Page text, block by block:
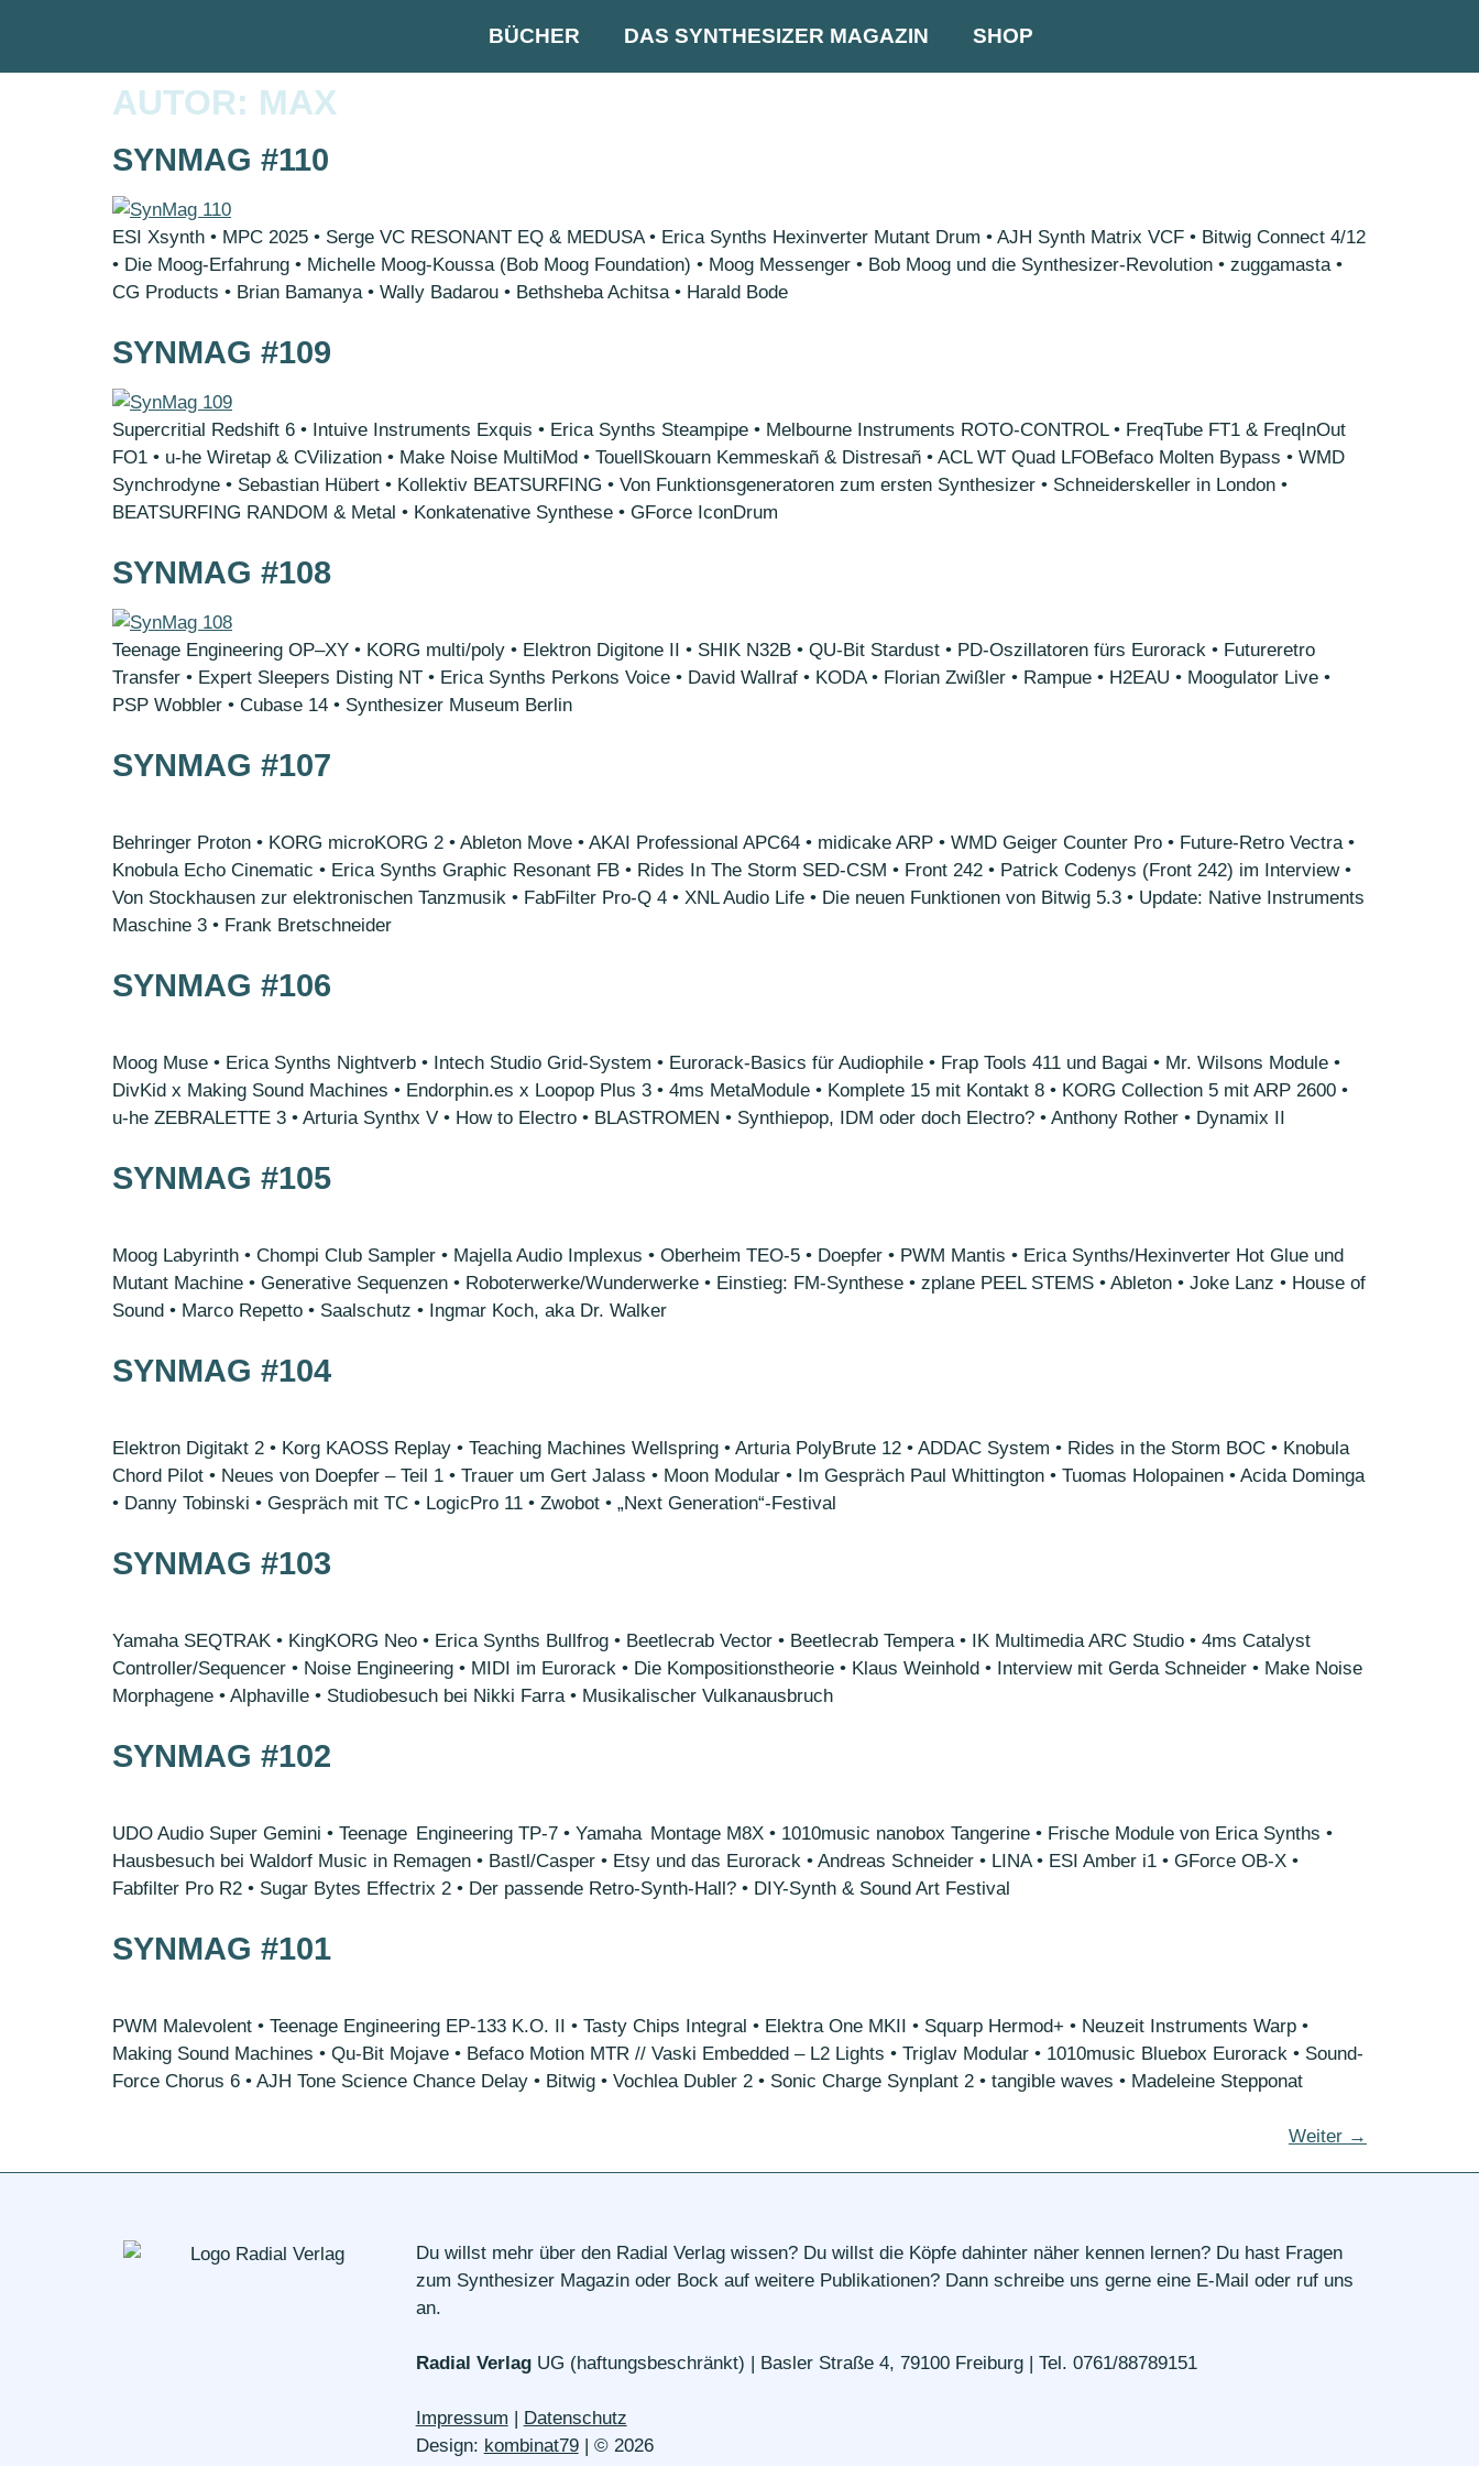
BÜCHER DAS SYNTHESIZER MAGAZIN SHOP
AUTOR: MAX
SYNMAG #110
ESI Xsynth • MPC 2025 • Serge VC RESONANT EQ & MEDUSA • Erica Synths Hexinverter Mutant Drum • AJH Synth Matrix VCF • Bitwig Connect 4/12
• Die Moog-Erfahrung • Michelle Moog-­Koussa (Bob Moog Foundation) • Moog Messenger • Bob Moog und die Synthesizer-Revolution • zuggamasta •
CG Products • Brian Bamanya • Wally Badarou • Bethsheba Achitsa • Harald Bode
SYNMAG #109
Supercritial Redshift 6 • Intuive Instruments Exquis • Erica Synths Steampipe • Melbourne Instruments ROTO-CONTROL • FreqTube FT1 & FreqInOut
FO1 • u-he Wiretap & CVilization • Make Noise MultiMod • TouellSkouarn Kemmeskañ & Distresañ • ACL WT Quad LFOBefaco Molten Bypass • WMD
Synchrodyne • Sebastian Hübert • Kollektiv BEATSURFING • Von Funktionsgeneratoren zum ersten Synthesizer • Schneiderskeller in London •
BEATSURFING RANDOM & Metal • Konkatenative Synthese • GForce IconDrum
SYNMAG #108
Teenage Engineering OP–XY • KORG multi/poly • Elektron Digitone II • SHIK N32B • QU-Bit Stardust • PD-Oszillatoren fürs Eurorack • Futureretro
Transfer • Expert Sleepers Disting NT • Erica Synths Perkons Voice • David Wallraf • KODA • Florian Zwißler • Rampue • H2EAU • Moogulator Live •
PSP Wobbler • Cubase 14 • Synthesizer Museum Berlin
SYNMAG #107
Behringer Proton • KORG microKORG 2 • Ableton Move • AKAI Professional APC64 • midicake ARP • WMD Geiger Counter Pro • Future-Retro Vectra •
Knobula Echo Cinematic • Erica Synths Graphic Resonant FB • Rides In The Storm SED-CSM • Front 242 • Patrick Codenys (Front 242) im Interview •
Von Stockhausen zur elektronischen Tanzmusik • FabFilter Pro-Q 4 • XNL Audio Life • Die neuen Funktionen von Bitwig 5.3 • Update: Native Instruments
Maschine 3 • Frank Bretschneider
SYNMAG #106
Moog Muse • Erica Synths Nightverb • Intech Studio Grid-System • Eurorack-Basics für Audiophile • Frap Tools 411 und Bagai • Mr. Wilsons Module •
DivKid x Making Sound Machines • Endorphin.es x Loopop Plus 3 • 4ms MetaModule • Komplete 15 mit Kontakt 8 • KORG Collection 5 mit ARP 2600 •
u-he ZEBRALETTE 3 • Arturia Synthx V • How to Electro • BLASTROMEN • Synthiepop, IDM oder doch Electro? • Anthony Rother • Dynamix II
SYNMAG #105
Moog Labyrinth • Chompi Club Sampler • Majella Audio Implexus • Oberheim TEO-5 • Doepfer • PWM Mantis • Erica Synths/Hexinverter Hot Glue und
Mutant Machine • Generative Sequenzen • Roboterwerke/Wunderwerke • Einstieg: FM-Synthese • zplane PEEL STEMS • Ableton • Joke Lanz • House of
Sound • Marco Repetto • Saalschutz • Ingmar Koch, aka Dr. Walker
SYNMAG #104
Elektron Digitakt 2 • Korg KAOSS Replay • Teaching Machines Wellspring • Arturia PolyBrute 12 • ADDAC System • Rides in the Storm BOC • Knobula
Chord Pilot • Neues von Doepfer – Teil 1 • Trauer um Gert Jalass • Moon Modular • Im Gespräch Paul Whittington • Tuomas Holopainen • Acida Dominga
• Danny Tobinski • Gespräch mit TC • LogicPro 11 • Zwobot • „Next Generation“-Festival
SYNMAG #103
Yamaha SEQTRAK • KingKORG Neo • Erica Synths Bullfrog • Beetlecrab Vector • Beetlecrab Tempera • IK Multimedia ARC Studio • 4ms Catalyst
Controller/Sequencer • Noise Engineering • MIDI im Eurorack • Die Kompositionstheorie • Klaus Weinhold • Interview mit Gerda Schneider • Make Noise
Morphagene • Alphaville • Studiobesuch bei Nikki Farra • Musikalischer Vulkanausbruch
SYNMAG #102
UDO Audio Super Gemini • Teenage Engineering TP-7 • Yamaha Montage M8X • 1010music nanobox Tangerine • Frische Module von Erica Synths •
Hausbesuch bei Waldorf Music in Remagen • Bastl/Casper • Etsy und das Eurorack • Andreas Schneider • LINA • ESI Amber i1 • GForce OB-X •
Fabfilter Pro R2 • Sugar Bytes Effectrix 2 • Der passende Retro-Synth-Hall? • DIY-Synth & Sound Art Festival
SYNMAG #101
PWM Malevolent • Teenage Engineering EP-133 K.O. II • Tasty Chips Integral • Elektra One MKII • Squarp Hermod+ • Neuzeit Instruments Warp •
Making Sound Machines • Qu-Bit Mojave • Befaco Motion MTR // Vaski Embedded – L2 Lights • Triglav Modular • 1010music Bluebox Eurorack • Sound-
Force Chorus 6 • AJH Tone Science Chance Delay • Bitwig • Vochlea Dubler 2 • Sonic Charge Synplant 2 • tangible waves • Madeleine Stepponat
Weiter →
Du willst mehr über den Radial Verlag wissen? Du willst die Köpfe dahinter näher kennen lernen? Du hast Fragen
zum Synthesizer Magazin oder Bock auf weitere Publikationen? Dann schreibe uns gerne eine E-Mail oder ruf uns
an.
Radial VerlagUG (haftungsbeschränkt) | Basler Straße 4, 79100 Freiburg | Tel. 0761/88789151
Impressum | Datenschutz
Design: kombinat79| © 2026